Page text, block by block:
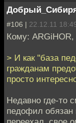
#106 | 22.12.11
Кому: ARGiHOR,
> И как "база
гражданам
просто
Недавно где-то
педофил обязан